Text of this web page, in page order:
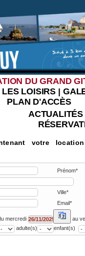
DU GRAND
LES LOISIRS |
PLAN D'ACCÈS
ACTUALITÉS|
votre
Prénom*
Ville*
Email*
mercredi
au
adulte(s) enfant(s)